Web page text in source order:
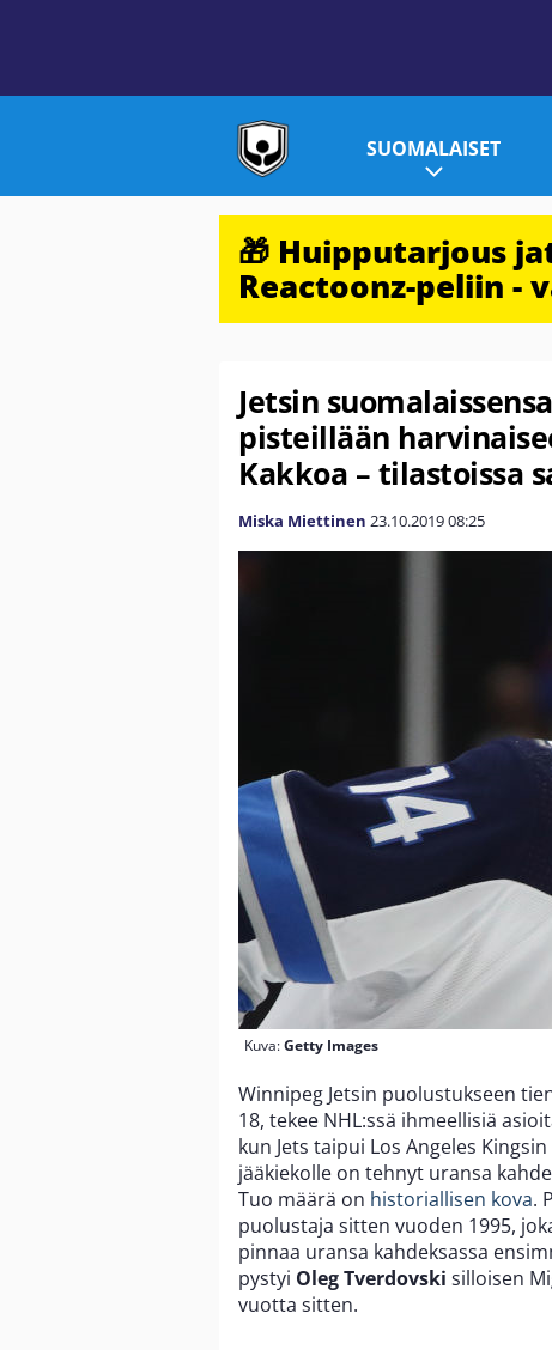
SUOMALAISET
🎁 Huipputarjous
Reactoonz-peliin -
Jetsin
pisteillään
Kakkoa – tilastoissa
Miska Miettinen 23.10.201908:25
Kuva:Getty Images
Winnipeg Jetsin puolustukseen
18, tekee NHL:ssä ihmeellisiä
kun Jets taipui Los Angeles
jääkiekolle on tehnyt uransa
Tuo määrä on historiallisen kova.
puolustaja sitten vuoden 1995,
pinnaa uransa kahdeksassa
pystyi Oleg Tverdovski silloisen
vuotta sitten.